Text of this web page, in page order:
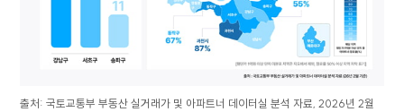
출처: 국토교통부 부동산 실거래가 및 아파트너 데이터실 분석 자료, 2026년 2월